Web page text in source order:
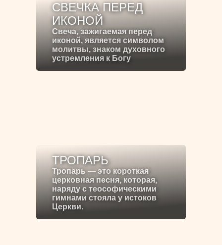
СВЕЧКА ПЕРЕД
ИКОНОЙ
Свеча, зажигаемая перед
иконой, является символом
молитвы, знаком духовного
устремления к Богу
ТРОПАРЬ
Тропарь — это короткая
церковная песня, которая,
наряду с теософическими
гимнами стояла у истоков
Церкви.